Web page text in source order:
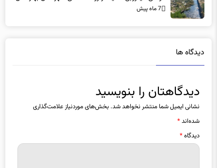
7 ماه پیش
دیدگاه ها
دیدگاهتان را بنویسید
نشانی ایمیل شما منتشر نخواهد شد. بخش‌های موردنیاز علامت‌گذاری
شده‌اند*
دیدگاه*